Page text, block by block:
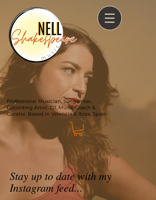
Professional Musician, Songwriter,
Recording Artist, DJ, Music Coach &
Curator. Based in Valencia & Ibiza, Spain.
Stay up to date with my
Instagram feed...